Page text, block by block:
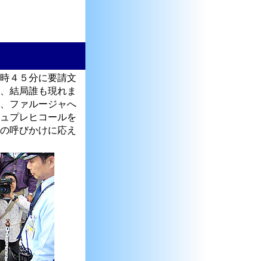
４５分に要請文
結局誰も現れま
ファルージャへ
プレヒコールを
呼びかけに応え